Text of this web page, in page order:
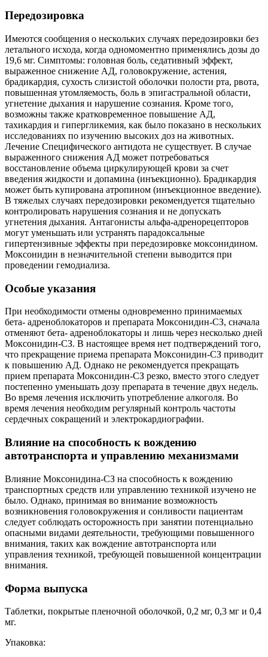
Передозировка
Имеются сообщения о нескольких случаях передозировки без
летального исхода, когда одномоментно применялись дозы до
19,6 мг. Симптомы: головная боль, седативный эффект,
выраженное снижение АД, головокружение, астения,
брадикардия, сухость слизистой оболочки полости рта, рвота,
повышенная утомляемость, боль в эпигастральной области,
угнетение дыхания и нарушение сознания. Кроме того,
возможны также кратковременное повышение АД,
тахикардия и гипергликемия, как было показано в нескольких
исследованиях по изучению высоких доз на животных.
Лечение Специфического антидота не существует. В случае
выраженного снижения АД может потребоваться
восстановление объема циркулирующей крови за счет
введения жидкости и допамина (инъекционно). Брадикардия
может быть купирована атропином (инъекционное введение).
В тяжелых случаях передозировки рекомендуется тщательно
контролировать нарушения сознания и не допускать
угнетения дыхания. Антагонисты альфа-адренорецепторов
могут уменьшать или устранять парадоксальные
гипертензивные эффекты при передозировке моксонидином.
Моксонидин в незначительной степени выводится при
проведении гемодиализа.
Особые указания
При необходимости отмены одновременно принимаемых
бета- адреноблокаторов и препарата Моксонидин-СЗ, сначала
отменяют бета- адреноблокаторы и лишь через несколько дней
Моксонидин-СЗ. В настоящее время нет подтверждений того,
что прекращение приема препарата Моксонидин-СЗ приводит
к повышению АД. Однако не рекомендуется прекращать
прием препарата Моксонидин-СЗ резко, вместо этого следует
постепенно уменьшать дозу препарата в течение двух недель.
Во время лечения исключить употребление алкоголя. Во
время лечения необходим регулярный контроль частоты
сердечных сокращений и электрокардиографии.
Влияние на способность к вождению
автотранспорта и управлению механизмами
Влияние Моксонидина-СЗ на способность к вождению
транспортных средств или управлению техникой изучено не
было. Однако, принимая во внимание возможность
возникновения головокружения и сонливости пациентам
следует соблюдать осторожность при занятии потенциально
опасными видами деятельности, требующими повышенного
внимания, таких как вождение автотранспорта или
управления техникой, требующей повышенной концентрации
внимания.
Форма выпуска
Таблетки, покрытые пленочной оболочкой, 0,2 мг, 0,3 мг и 0,4
мг.
Упаковка: